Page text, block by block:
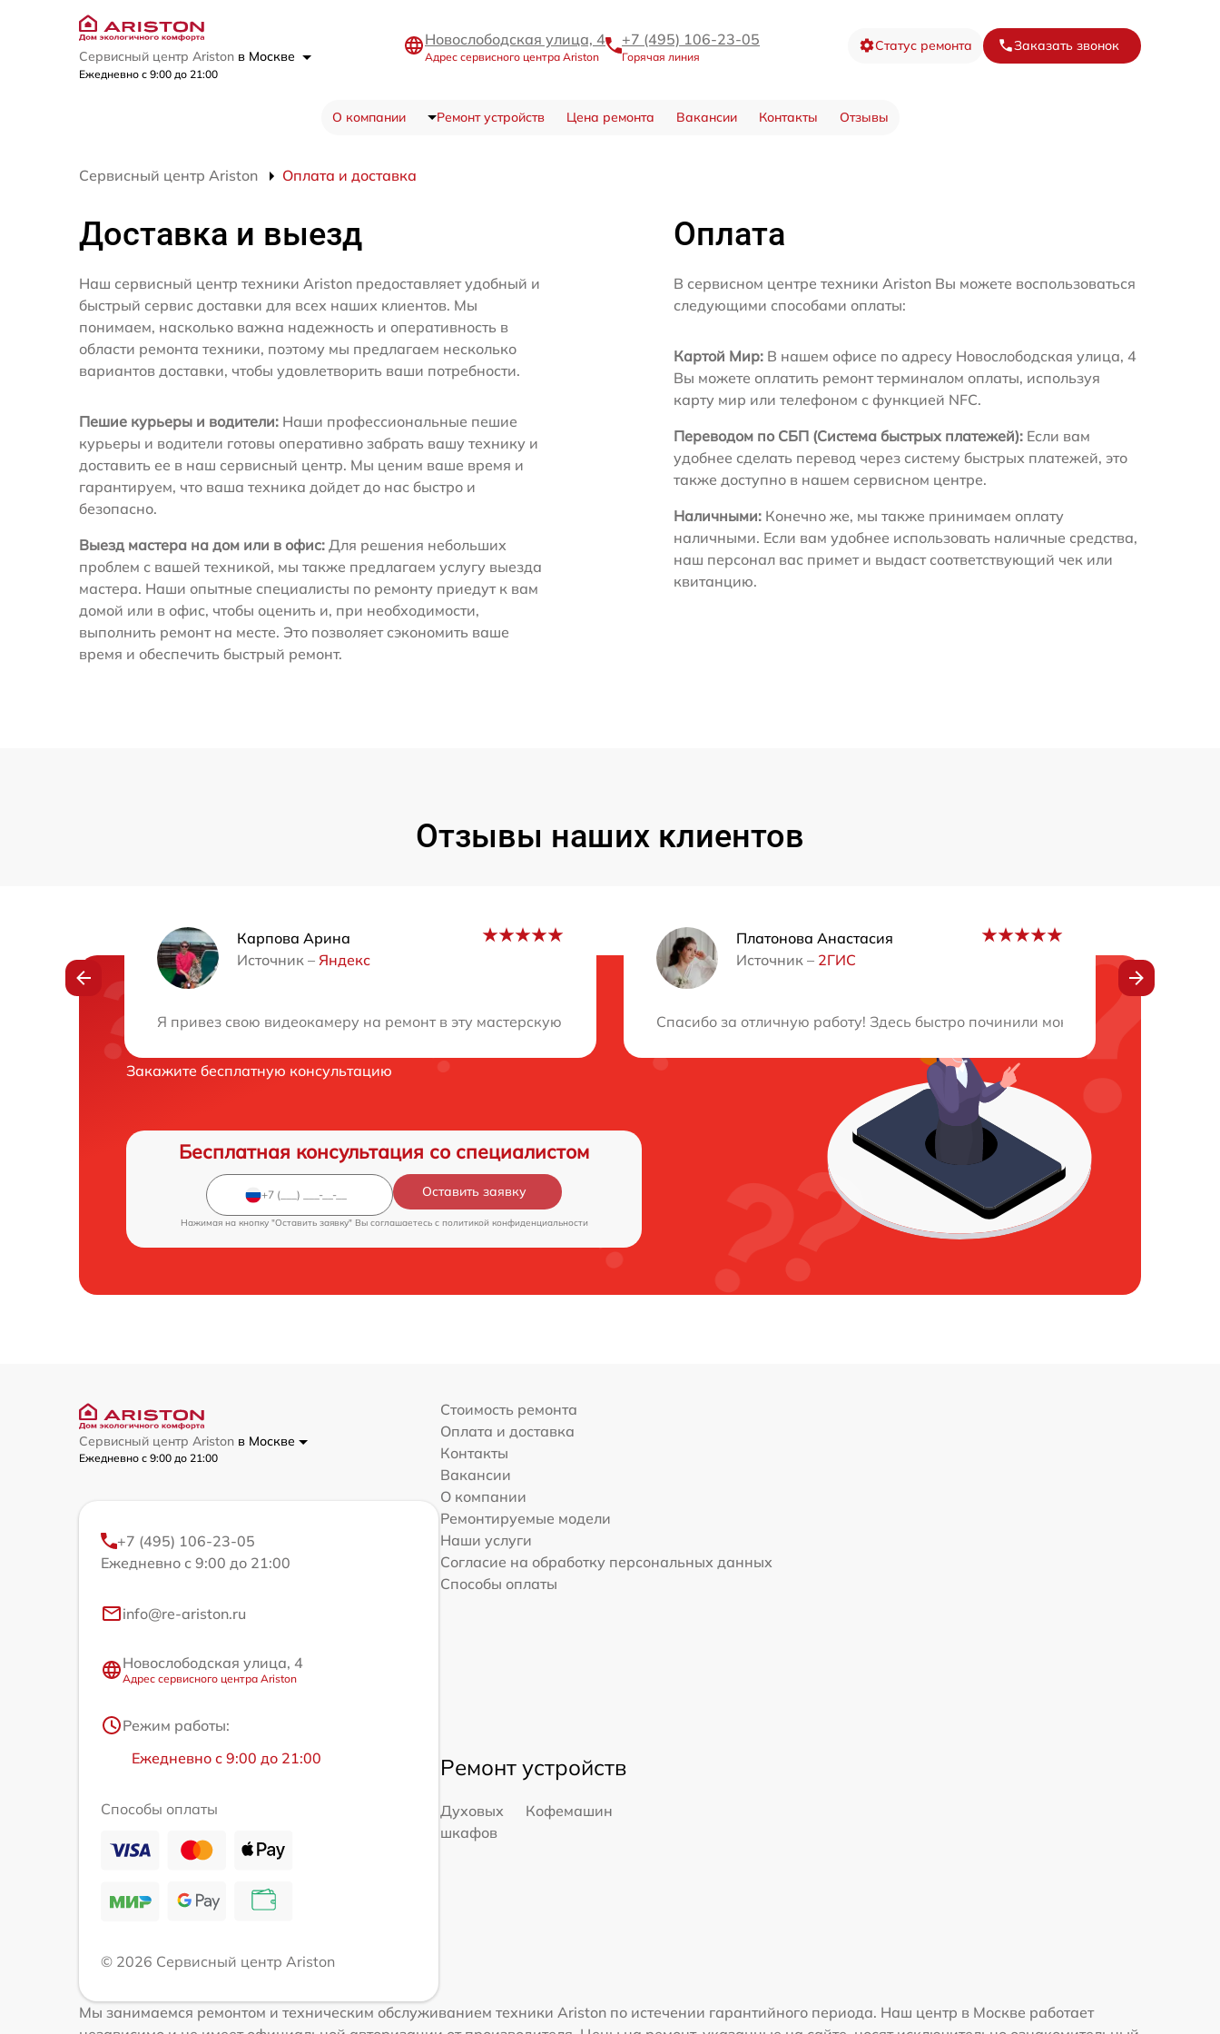
Сервисный центр Ariston в Москве
Ежедневно с 9:00 до 21:00
Новослободская улица, 4
Адрес сервисного центра Ariston
+7 (495) 106-23-05
Горячая линия
Статус ремонта Заказать звонок
О компании Ремонт устройств Цена ремонта Вакансии Контакты Отзывы
Сервисный центр Ariston Оплата и доставка
Доставка и выезд
Наш сервисный центр техники Ariston предоставляет удобный и
быстрый сервис доставки для всех наших клиентов. Мы
понимаем, насколько важна надежность и оперативность в
области ремонта техники, поэтому мы предлагаем несколько
вариантов доставки, чтобы удовлетворить ваши потребности.
Пешие курьеры и водители: Наши профессиональные пешие
курьеры и водители готовы оперативно забрать вашу технику и
доставить ее в наш сервисный центр. Мы ценим ваше время и
гарантируем, что ваша техника дойдет до нас быстро и
безопасно.
Выезд мастера на дом или в офис: Для решения небольших
проблем с вашей техникой, мы также предлагаем услугу выезда
мастера. Наши опытные специалисты по ремонту приедут к вам
домой или в офис, чтобы оценить и, при необходимости,
выполнить ремонт на месте. Это позволяет сэкономить ваше
время и обеспечить быстрый ремонт.
Оплата
В сервисном центре техники Ariston Вы можете воспользоваться
следующими способами оплаты:
Картой Мир: В нашем офисе по адресу Новослободская улица, 4
Вы можете оплатить ремонт терминалом оплаты, используя
карту мир или телефоном с функцией NFC.
Переводом по СБП (Система быстрых платежей): Если вам
удобнее сделать перевод через систему быстрых платежей, это
также доступно в нашем сервисном центре.
Наличными: Конечно же, мы также принимаем оплату
наличными. Если вам удобнее использовать наличные средства,
наш персонал вас примет и выдаст соответствующий чек или
квитанцию.
Отзывы наших клиентов
Карпова Арина
Источник – Яндекс
Я привез свою видеокамеру на ремонт в эту мастерскую и был очень доволен. Нисколько не пожалел, что выбрал это место. Здесь прекрасное
Платонова Анастасия
Источник – 2ГИС
Спасибо за отличную работу! Здесь быстро починили мою технику, и
Нужна консультация?
Закажите бесплатную консультацию
Бесплатная консультация со специалистом
Оставить заявку
Нажимая на кнопку "Оставить заявку" Вы соглашаетесь c политикой конфиденциальности
Сервисный центр Ariston в Москве
Ежедневно с 9:00 до 21:00
+7 (495) 106-23-05
Ежедневно с 9:00 до 21:00
info@re-ariston.ru
Новослободская улица, 4
Адрес сервисного центра Ariston
Режим работы:
Ежедневно с 9:00 до 21:00
Способы оплаты
© 2026 Сервисный центр Ariston
Стоимость ремонта
Оплата и доставка
Контакты
Вакансии
О компании
Ремонтируемые модели
Наши услуги
Согласие на обработку персональных данных
Способы оплаты
Ремонт устройств
Духовых
шкафов
Кофемашин
Мы занимаемся ремонтом и техническим обслуживанием техники Ariston по истечении гарантийного периода. Наш центр в Москве работает